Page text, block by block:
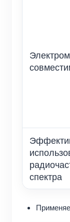
спектра